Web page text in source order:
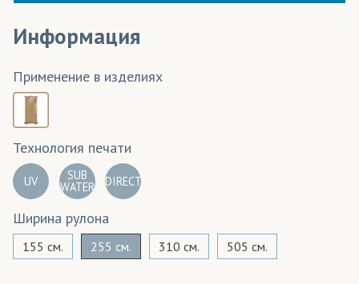
Информация
Применение в изделиях
Технология печати
UV SUB
WATER DIRECT
Ширина рулона
155 см. 255 см. 310 см. 505 см.